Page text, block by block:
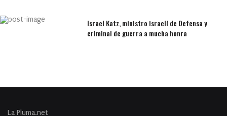
Israel Katz, ministro israelí de Defensa y
criminal de guerra a mucha honra
La Pluma.net